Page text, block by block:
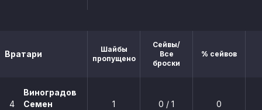
Вратари
Шайбы
пропущено
Сейвы/
Все
броски
% сейвов
4
Виноградов
Семен
1 0 / 1 0